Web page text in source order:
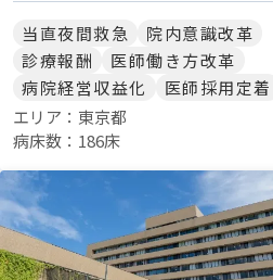
当直夜間救急
院内意識改革
診療報酬
医師働き方改革
病院経営収益化
医師採用定着
エリア：東京都
病床数：186床